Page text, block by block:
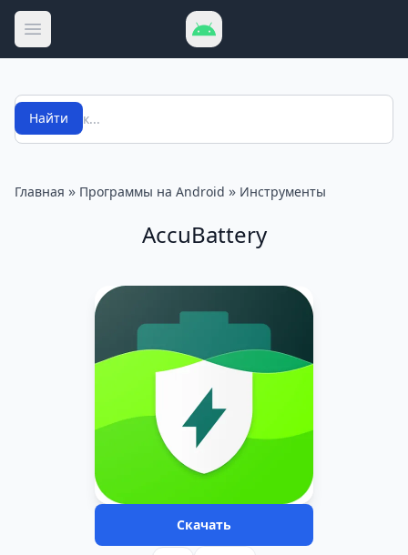
Открыть меню
Поиск
Найти
Главная » Программы на Android » Инструменты
Accu​Battery
Скачать